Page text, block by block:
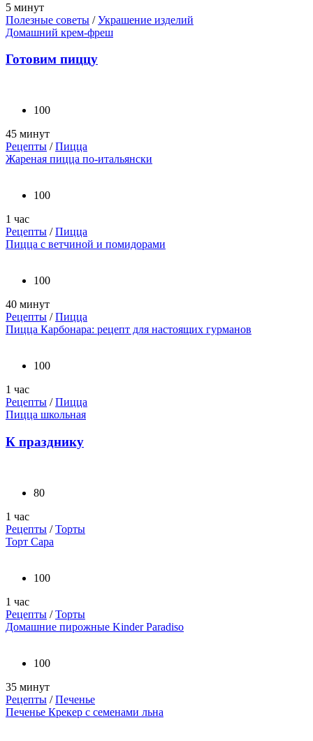
5 минут
Полезные советы /Украшение изделий
Домашний крем-фреш
Готовим пиццу
100
45 минут
Рецепты /Пицца
Жареная пицца по-итальянски
100
1 час
Рецепты /Пицца
Пицца с ветчиной и помидорами
100
40 минут
Рецепты /Пицца
Пицца Карбонара: рецепт для настоящих гурманов
100
1 час
Рецепты /Пицца
Пицца школьная
К празднику
80
1 час
Рецепты /Торты
Торт Сара
100
1 час
Рецепты /Торты
Домашние пирожные Kinder Paradiso
100
35 минут
Рецепты /Печенье
Печенье Крекер с семенами льна